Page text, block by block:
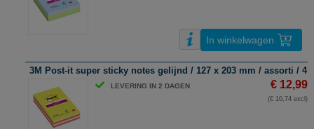
In winkelwagen
3M Post-it super sticky notes gelijnd / 127 x 203 mm / assorti / 4
LEVERING IN 2 DAGEN € 12,99
(€ 10,74 excl)